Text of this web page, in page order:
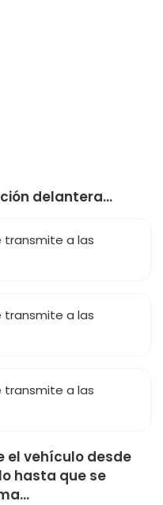
delantera…
transmite a las
transmite a las
transmite a las
el vehículo desde
hasta que se